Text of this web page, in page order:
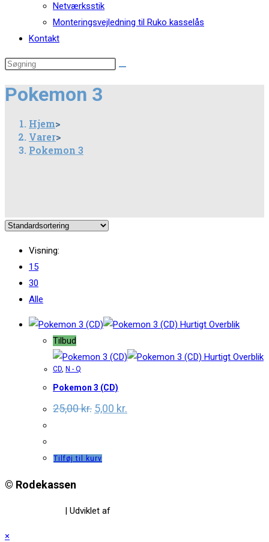
Netværksstik
Monteringsvejledning til Ruko kasselås
Kontakt
Pokemon 3
Hjem>
Varer>
Pokemon 3
Visning:
15
30
Alle
Hurtigt Overblik
Tilbud
Hurtigt Overblik
CD, N - Q
Pokemon 3 (CD)
25,00kr. Original
price
5,00 kr.
price
Tilføj til kurv
© Rodekassen
| Udviklet af
×